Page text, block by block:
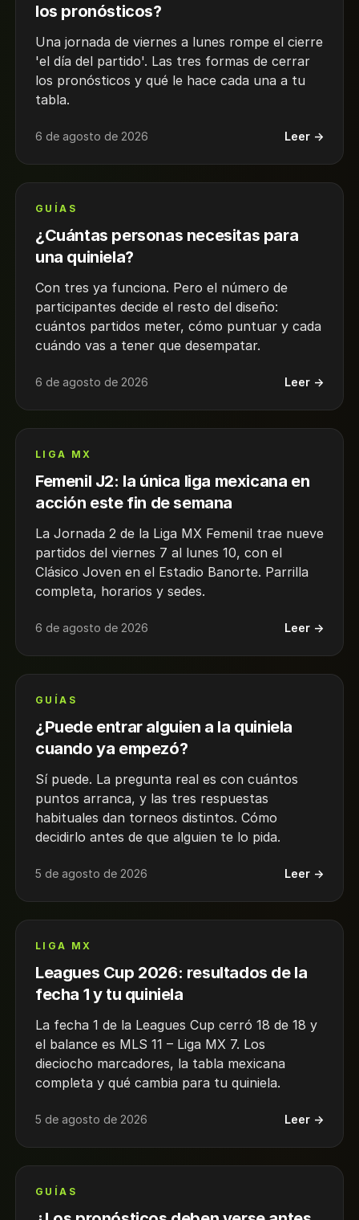
los pronósticos?
Una jornada de viernes a lunes rompe el cierre
'el día del partido'. Las tres formas de cerrar
los pronósticos y qué le hace cada una a tu
tabla.
6 de agosto de 2026 Leer →
GUÍAS
¿Cuántas personas necesitas para
una quiniela?
Con tres ya funciona. Pero el número de
participantes decide el resto del diseño:
cuántos partidos meter, cómo puntuar y cada
cuándo vas a tener que desempatar.
6 de agosto de 2026 Leer →
LIGA MX
Femenil J2: la única liga mexicana en
acción este fin de semana
La Jornada 2 de la Liga MX Femenil trae nueve
partidos del viernes 7 al lunes 10, con el
Clásico Joven en el Estadio Banorte. Parrilla
completa, horarios y sedes.
6 de agosto de 2026 Leer →
GUÍAS
¿Puede entrar alguien a la quiniela
cuando ya empezó?
Sí puede. La pregunta real es con cuántos
puntos arranca, y las tres respuestas
habituales dan torneos distintos. Cómo
decidirlo antes de que alguien te lo pida.
5 de agosto de 2026 Leer →
LIGA MX
Leagues Cup 2026: resultados de la
fecha 1 y tu quiniela
La fecha 1 de la Leagues Cup cerró 18 de 18 y
el balance es MLS 11 – Liga MX 7. Los
dieciocho marcadores, la tabla mexicana
completa y qué cambia para tu quiniela.
5 de agosto de 2026 Leer →
GUÍAS